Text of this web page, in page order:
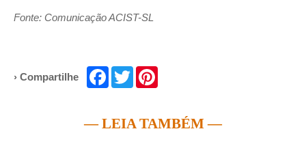
Fonte: Comunicação ACIST-SL
› Compartilhe Facebook
Twitter
— LEIA TAMBÉM —